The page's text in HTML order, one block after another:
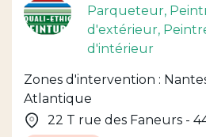
Parqueteur,
d'extérieur,
d'intérieur
Zones d'intervention :
Atlantique
22 T rue des Faneurs -